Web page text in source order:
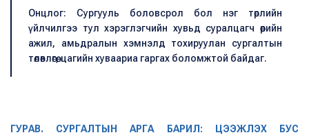
Онцлог: Сургууль боловсрол бол нэг төрлийн
үйлчилгээ тул хэрэглэгчийн хувьд суралцагч өөрийн
ажил, амьдралын хэмнэлд тохируулан сургалтын
төлөвлөгөө, цагийн хуваариа гаргах боломжтой байдаг.
ГУРАВ. СУРГАЛТЫН АРГА БАРИЛ: ЦЭЭЖЛЭХ БУС